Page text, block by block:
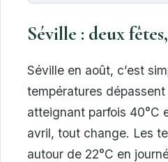
Séville : deux
Séville en août, c’est
températures
atteignant parfois 40°C
avril, tout change. Les
autour de 22°C en